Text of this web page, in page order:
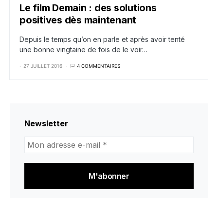
Le film Demain : des solutions
positives dès maintenant
Depuis le temps qu’on en parle et après avoir tenté
une bonne vingtaine de fois de le voir…
27 JUILLET 2016 4 COMMENTAIRES
Newsletter
adresse
mail